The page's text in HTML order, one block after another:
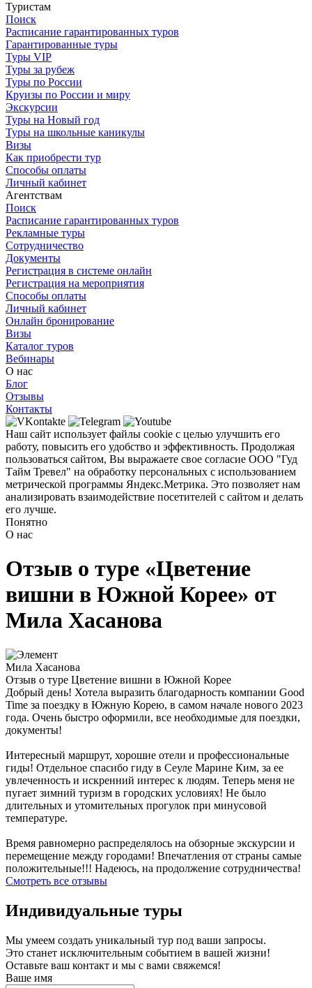
Туристам
Поиск
Расписание гарантированных туров
Гарантированные туры
Туры VIP
Туры за рубеж
Туры по России
Круизы по России и миру
Экскурсии
Туры на Новый год
Туры на школьные каникулы
Визы
Как приобрести тур
Способы оплаты
Личный кабинет
Агентствам
Поиск
Расписание гарантированных туров
Рекламные туры
Сотрудничество
Документы
Регистрация в системе онлайн
Регистрация на мероприятия
Способы оплаты
Личный кабинет
Онлайн бронирование
Визы
Каталог туров
Вебинары
О нас
Блог
Отзывы
Контакты
Наш сайт использует файлы cookie с целью улучшить его
работу, повысить его удобство и эффективность. Продолжая
пользоваться сайтом, Вы выражаете свое согласие ООО "Гуд
Тайм Тревел" на обработку персональных с использованием
метрической программы Яндекс.Метрика. Это позволяет нам
анализировать взаимодействие посетителей с сайтом и делать
его лучше.
Понятно
О нас
Отзыв о туре «Цветение
вишни в Южной Корее» от
Мила Хасанова
Мила Хасанова
Отзыв о туре Цветение вишни в Южной Корее
Добрый день! Хотела выразить благодарность компании Good
Time за поездку в Южную Корею, в самом начале нового 2023
года. Очень быстро оформили, все необходимые для поездки,
документы!
Интересный маршрут, хорошие отели и профессиональные
гиды! Отдельное спасибо гиду в Сеуле Марине Ким, за ее
увлеченность и искренний интерес к людям. Теперь меня не
пугает зимний туризм в городских условиях! Не было
длительных и утомительных прогулок при минусовой
температуре.
Время равномерно распределялось на обзорные экскурсии и
перемещение между городами! Впечатления от страны самые
положительные!!! Надеюсь, на продолжение сотрудничества!
Смотреть все отзывы
Индивидуальные туры
Мы умеем создать уникальный тур под ваши запросы.
Это станет исключительным событием в вашей жизни!
Оставьте ваш контакт и мы с вами свяжемся!
Ваше имя